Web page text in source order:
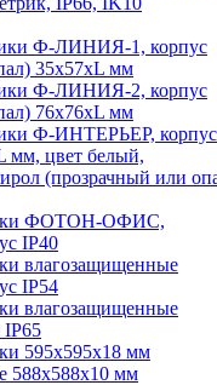
Ф-ЛИНИЯ-1, корпус
35х57хL мм
Ф-ЛИНИЯ-2, корпус
76х76хL мм
Ф-ИНТЕРЬЕР, корпус
мм, цвет белый,
(прозрачный или
ФОТОН-ОФИС,
IP40
влагозащищенные
IP54
влагозащищенные
IP65
595х595х18 мм
588х588х10 мм